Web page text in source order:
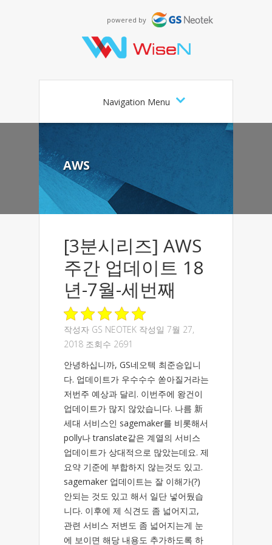
powered by
Navigation Menu
AWS
[3분시리즈] AWS
주간 업데이트 18
년-7월-세번째
작성자 GS NEOTEK 작성일 7월 27,
2018 조회수 2691
안녕하십니까, GS네오텍 최준승입니
다. 업데이트가 우수수수 쏟아질거라는
저번주 예상과 달리. 이번주에 왕건이
업데이트가 많지 않았습니다. 나름 新
세대 서비스인 sagemaker를 비롯해서
polly나 translate같은 계열의 서비스
업데이트가 상대적으로 많았는데요. 제
요약 기준에 부합하지 않는것도 있고.
sagemaker 업데이트는 잘 이해가(?)
안되는 것도 있고 해서 일단 넣어뒀습
니다. 이후에 제 식견도 좀 넓어지고,
관련 서비스 저변도 좀 넓어지는게 눈
에 보이면 해당 내용도 추가하도록 하